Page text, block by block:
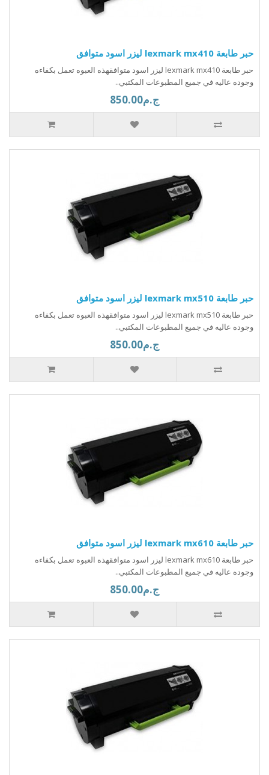
حبر طابعة lexmark mx410 ليزر اسود متوافق
حبر طابعة lexmark mx410 ليزر اسود متوافقهذه العبوه تعمل بكفاءه
وجوده عاليه في جميع المطبوعات المكتبي..
ج.م850.00
حبر طابعة lexmark mx510 ليزر اسود متوافق
حبر طابعة lexmark mx510 ليزر اسود متوافقهذه العبوه تعمل بكفاءه
وجوده عاليه في جميع المطبوعات المكتبي..
ج.م850.00
حبر طابعة lexmark mx610 ليزر اسود متوافق
حبر طابعة lexmark mx610 ليزر اسود متوافقهذه العبوه تعمل بكفاءه
وجوده عاليه في جميع المطبوعات المكتبي..
ج.م850.00